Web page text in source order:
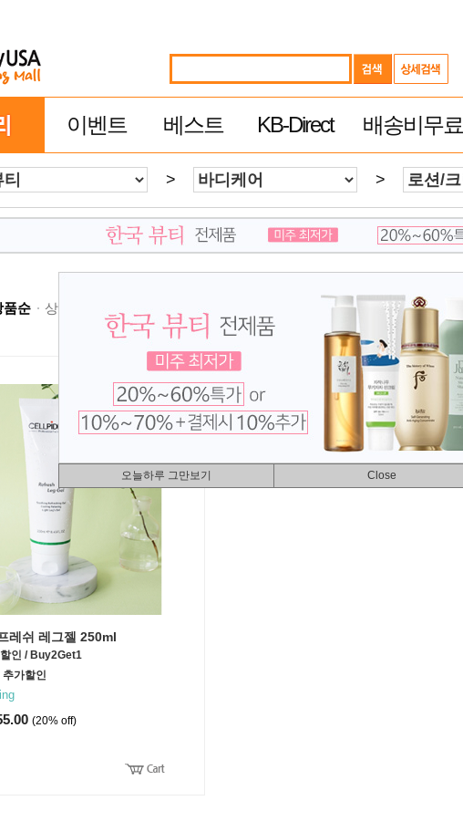
이벤트 베스트 KB-Direct 배송비무료
> >
오늘하루 그만보기 Close
품순 상품명순 제품평 많은순 빠른 배송순
레쉬 레그젤 250ml
인 / Buy2Get1
가할인
(20% off)